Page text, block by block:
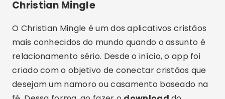
Além disso, o Christian Mingle permite criar um
perfil detalhado, destacando valores espirituais,
interesses pessoais e objetivos de
relacionamento. Portanto, para quem deseja
baixar aplicativo
cristão focado em algo
duradouro, essa é uma excelente opção